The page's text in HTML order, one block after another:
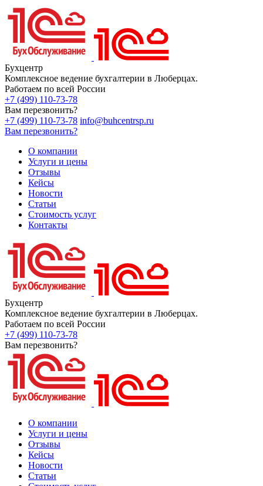
Бухцентр
Комплексное ведение бухгалтерии в Люберцах.
Работаем по всей России
+7 (499) 110-73-78
Вам перезвонить?
+7 (499) 110-73-78 info@buhcentrsp.ru
Вам перезвонить?
О компании
Услуги и цены
Отзывы
Кейсы
Новости
Статьи
Стоимость услуг
Контакты
Бухцентр
Комплексное ведение бухгалтерии в Люберцах.
Работаем по всей России
+7 (499) 110-73-78
Вам перезвонить?
О компании
Услуги и цены
Отзывы
Кейсы
Новости
Статьи